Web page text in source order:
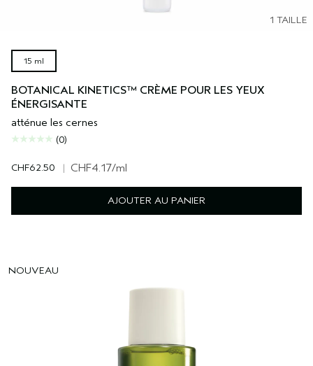
1 TAILLE
15 ml
BOTANICAL KINETICS™ CRÈME POUR LES YEUX
ÉNERGISANTE
atténue les cernes
(0)
CHF62.50 | CHF4.17/ml
AJOUTER AU PANIER
NOUVEAU